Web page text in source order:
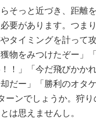
そっと近づき、距離
要があります。つま
タイミングを計って
物をみつけたぞー」
！」「今だ飛びかか
だー」「勝利のオタ
ンでしょうか。狩り
は思えませんし。